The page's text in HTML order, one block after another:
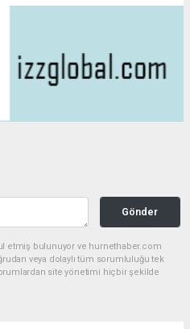
Gönder
etmiş bulunuyor ve hurnethaber.com
veya dolaylı tüm sorumluluğu tek
site yönetimi hiçbir şekilde